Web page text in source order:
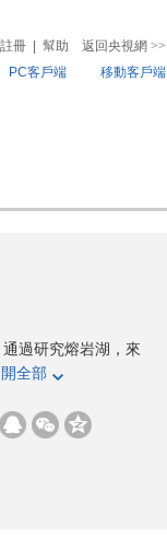
註冊 幫助 返回央視網 >>
PC客戶端
移動客戶端
過研究熔岩湖，來
全部